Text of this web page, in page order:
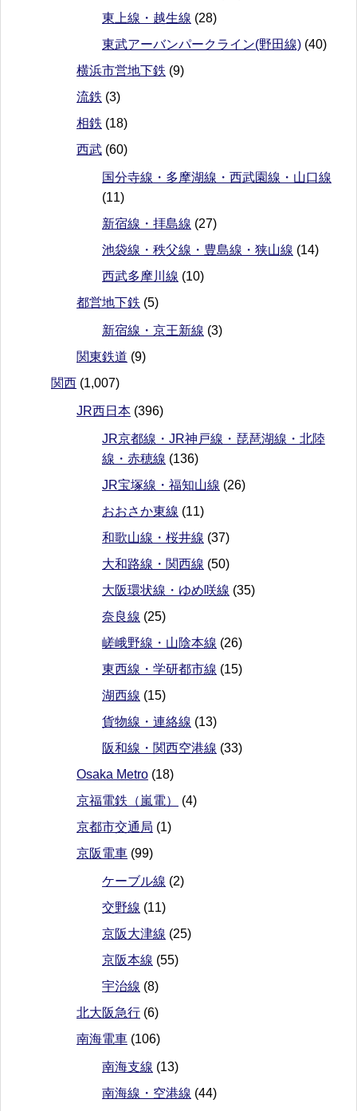
東上線・越生線 (28)
東武アーバンパークライン(野田線) (40)
横浜市営地下鉄 (9)
流鉄 (3)
相鉄 (18)
西武 (60)
国分寺線・多摩湖線・西武園線・山口線
(11)
新宿線・拝島線 (27)
池袋線・秩父線・豊島線・狭山線 (14)
西武多摩川線 (10)
都営地下鉄 (5)
新宿線・京王新線 (3)
関東鉄道 (9)
関西 (1,007)
JR西日本 (396)
JR京都線・JR神戸線・琵琶湖線・北陸
線・赤穂線 (136)
JR宝塚線・福知山線 (26)
おおさか東線 (11)
和歌山線・桜井線 (37)
大和路線・関西線 (50)
大阪環状線・ゆめ咲線 (35)
奈良線 (25)
嵯峨野線・山陰本線 (26)
東西線・学研都市線 (15)
湖西線 (15)
貨物線・連絡線 (13)
阪和線・関西空港線 (33)
Osaka Metro (18)
京福電鉄（嵐電）
(4)
京都市交通局 (1)
京阪電車 (99)
ケーブル線 (2)
交野線 (11)
京阪大津線 (25)
京阪本線 (55)
宇治線 (8)
北大阪急行 (6)
南海電車 (106)
南海支線 (13)
南海線・空港線 (44)